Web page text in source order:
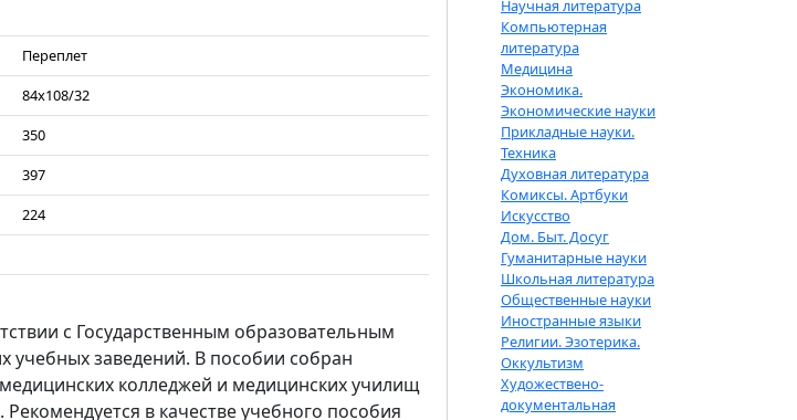
Переплет
84х108/32
350
397
224
с Государственным образовательным
учебных заведений. В пособии собран
колледжей и медицинских училищ
в качестве учебного пособия
Научная литература
Компьютерная
литература
Медицина
Экономика.
Экономические науки
Прикладные науки.
Техника
Духовная литература
Комиксы. Артбуки
Искусство
Дом. Быт. Досуг
Гуманитарные науки
Школьная литература
Общественные науки
Иностранные языки
Религии. Эзотерика.
Оккультизм
Художествено-
документальная